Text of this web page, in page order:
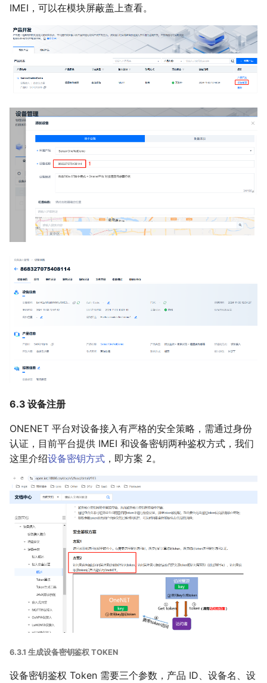
IMEI，可以在模块屏蔽盖上查看。
6.3 设备注册
ONENET 平台对设备接入有严格的安全策略，需通过身份
认证，目前平台提供 IMEI 和设备密钥两种鉴权方式，我们
这里介绍设备密钥方式 ，即方案 2。
6.3.1 生成设备密钥鉴权 TOKEN
设备密钥鉴权 Token 需要三个参数，产品 ID、设备名、设